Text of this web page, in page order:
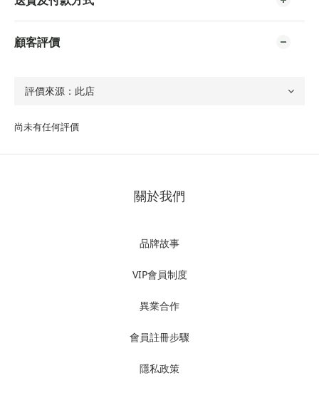
顧客評價
尚未有任何評價
關於我們
品牌故事
VIP會員制度
異業合作
會員註冊步驟
隱私政策